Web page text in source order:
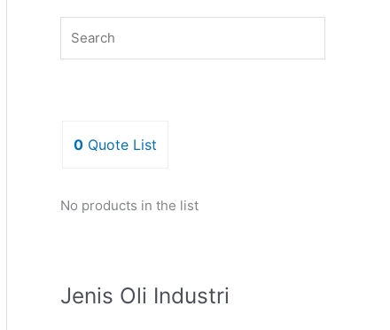
0 Quote List
No products in the list
Jenis Oli Industri